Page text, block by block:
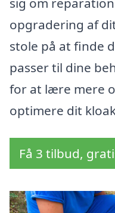
opgradering af
stole på at finde
passer til dine
for at lære mere
optimere dit
Få 3 tilbud,